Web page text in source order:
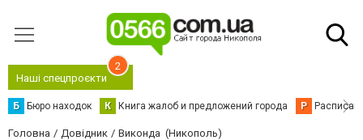
Наші спецпроєкти
2
Б Бюро находок К Книга жалоб и предложений города Р
Головна Довідник Виконда (Никополь)